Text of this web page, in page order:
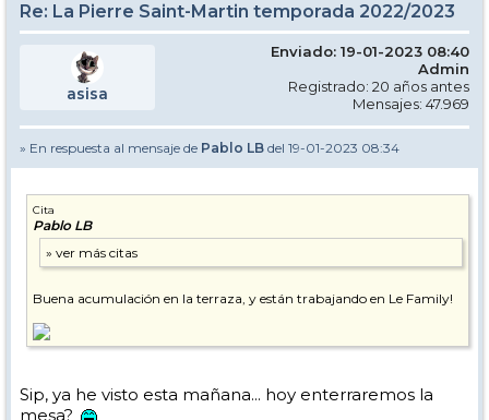
Re: La Pierre Saint-Martin temporada 2022/2023
asisa
Enviado: 19-01-2023 08:40
Admin
Registrado: 20 años antes
Mensajes: 47.969
» En respuesta al mensaje de Pablo LB del 19-01-2023 08:34
Cita
Pablo LB
Buena acumulación en la terraza, y están trabajando en Le Family!
Sip, ya he visto esta mañana... hoy enterraremos la
mesa?